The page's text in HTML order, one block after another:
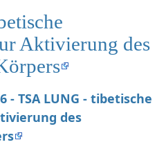
Aktivierung des
- TSA LUNG - tibetische
des